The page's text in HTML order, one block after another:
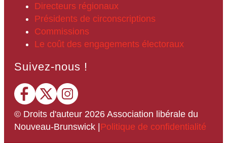
Directeurs régionaux
Présidents de circonscriptions
Commissions
Le coût des engagements électoraux
Suivez-nous !
© Droits d'auteur 2026 Association libérale du
Nouveau-Brunswick |Politique de confidentialité